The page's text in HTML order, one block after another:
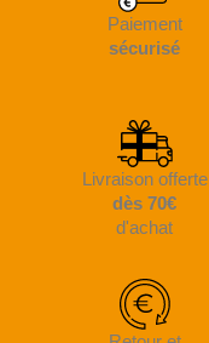
Paiement
sécurisé
Livraison offerte
dès 70€
d'achat